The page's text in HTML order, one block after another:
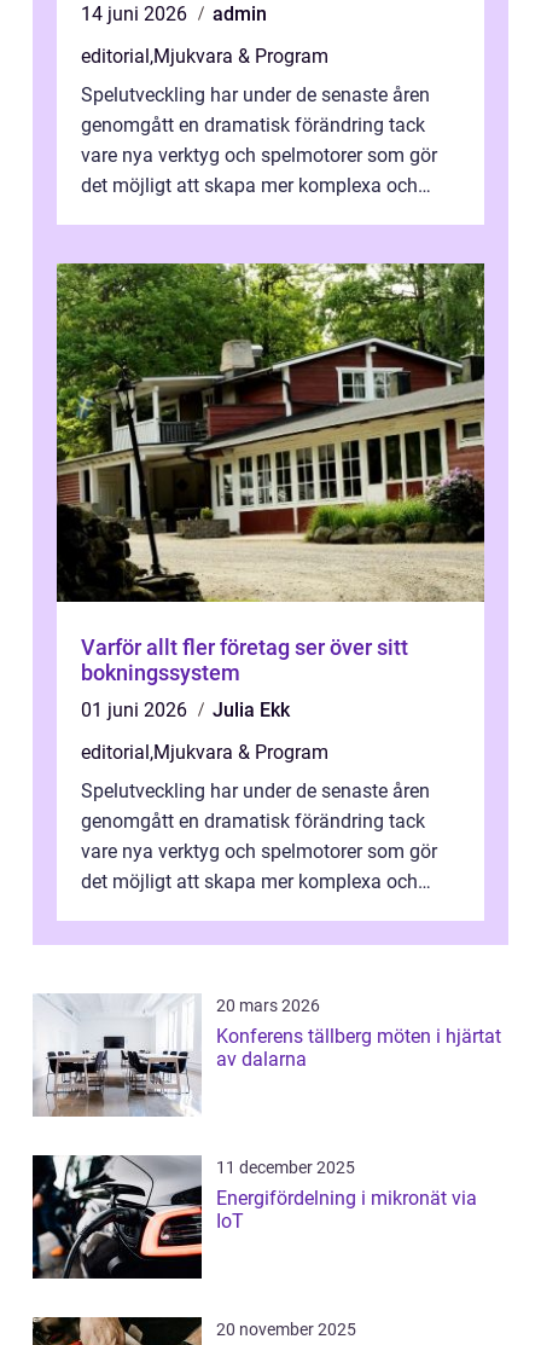
14 juni 2026
admin
editorial,Mjukvara & Program
Spelutveckling har under de senaste åren
genomgått en dramatisk förändring tack
vare nya verktyg och spelmotorer som gör
det möjligt att skapa mer komplexa och
Varför allt fler företag ser över sitt
bokningssystem
01 juni 2026
Julia Ekk
editorial,Mjukvara & Program
Spelutveckling har under de senaste åren
genomgått en dramatisk förändring tack
vare nya verktyg och spelmotorer som gör
det möjligt att skapa mer komplexa och
20 mars 2026
Konferens tällberg möten i hjärtat
av dalarna
11 december 2025
Energifördelning i mikronät via
IoT
20 november 2025